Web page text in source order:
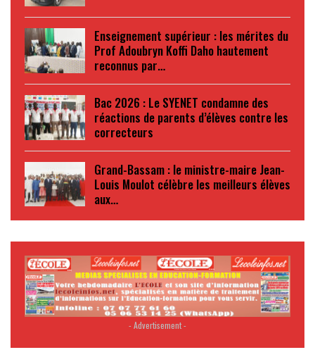
Enseignement supérieur : les mérites du
Prof Adoubryn Koffi Daho hautement
reconnus par…
Bac 2026 : Le SYENET condamne des
réactions de parents d’élèves contre les
correcteurs
Grand-Bassam : le ministre-maire Jean-
Louis Moulot célèbre les meilleurs élèves
aux…
- Advertisement -